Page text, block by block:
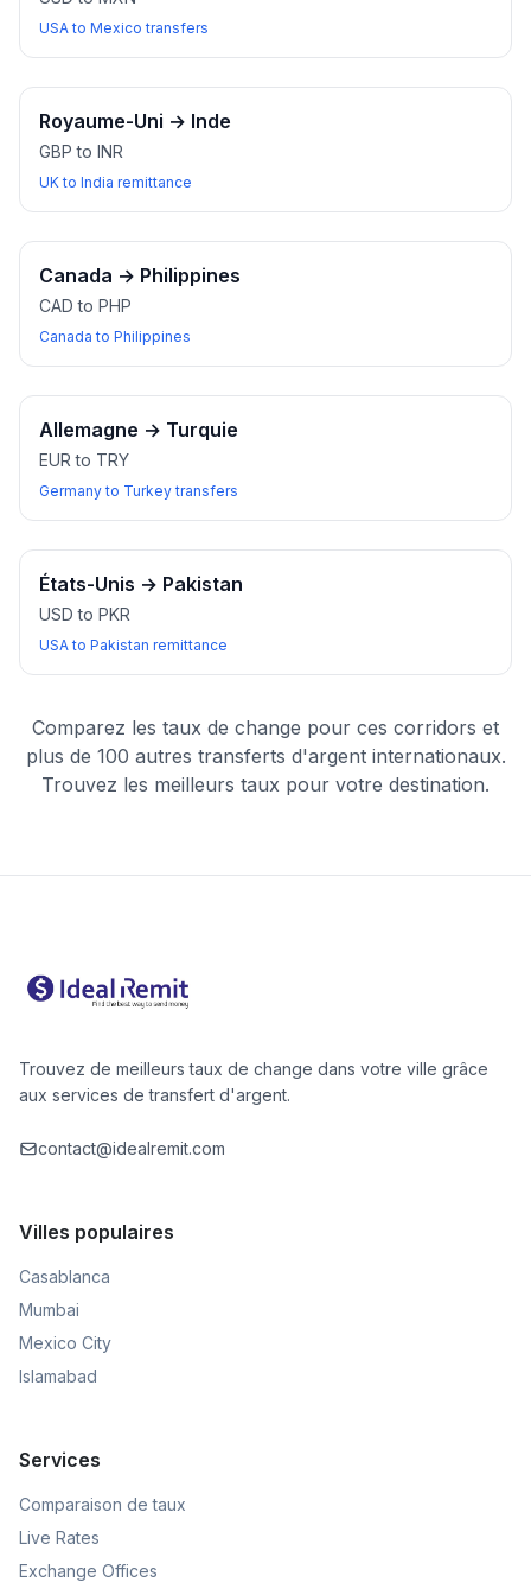
USA to Mexico transfers
Royaume-Uni → Inde
GBP to INR
UK to India remittance
Canada → Philippines
CAD to PHP
Canada to Philippines
Allemagne → Turquie
EUR to TRY
Germany to Turkey transfers
États-Unis → Pakistan
USD to PKR
USA to Pakistan remittance
Comparez les taux de change pour ces corridors et
plus de 100 autres transferts d'argent internationaux.
Trouvez les meilleurs taux pour votre destination.
Trouvez de meilleurs taux de change dans votre ville grâce
aux services de transfert d'argent.
contact@idealremit.com
Villes populaires
Casablanca
Mumbai
Mexico City
Islamabad
Services
Comparaison de taux
Live Rates
Exchange Offices